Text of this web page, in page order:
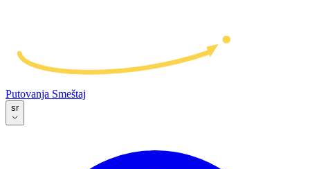
Putovanja Smeštaj
sr